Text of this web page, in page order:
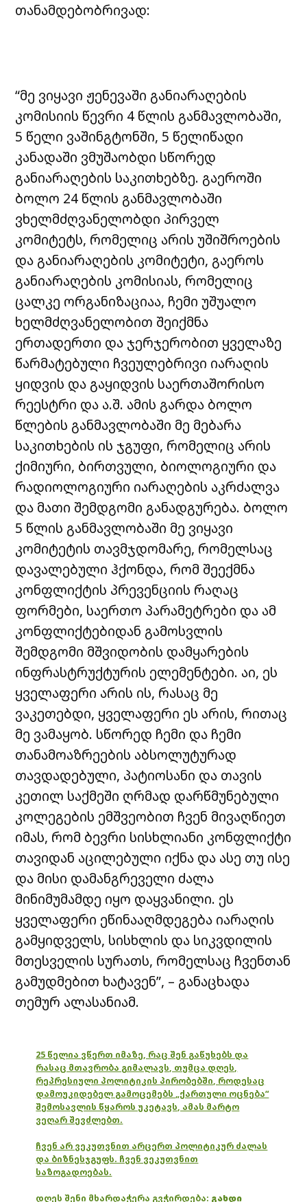
თანამდებობრივად:
“მე ვიყავი ჟენევაში განიარაღების
კომისიის წევრი 4 წლის განმავლობაში,
5 წელი ვაშინგტონში, 5 წელიწადი
კანადაში ვმუშაობდი სწორედ
განიარაღების საკითხებზე. გაეროში
ბოლო 24 წლის განმავლობაში
ვხელმძღვანელობდი პირველ
კომიტეტს, რომელიც არის უშიშროების
და განიარაღების კომიტეტი, გაეროს
განიარაღების კომისიას, რომელიც
ცალკე ორგანიზაციაა, ჩემი უშუალო
ხელმძღვანელობით შეიქმნა
ერთადერთი და ჯერჯერობით ყველაზე
წარმატებული ჩვეულებრივი იარაღის
ყიდვის და გაყიდვის საერთაშორისო
რეესტრი და ა.შ. ამის გარდა ბოლო
წლების განმავლობაში მე მებარა
საკითხების ის ჯგუფი, რომელიც არის
ქიმიური, ბირთვული, ბიოლოგიური და
რადიოლოგიური იარაღების აკრძალვა
და მათი შემდგომი განადგურება. ბოლო
5 წლის განმავლობაში მე ვიყავი
კომიტეტის თავმჯდომარე, რომელსაც
დავალებული ჰქონდა, რომ შეექმნა
კონფლიქტის პრევენციის რაღაც
ფორმები, საერთო პარამეტრები და ამ
კონფლიქტებიდან გამოსვლის
შემდგომი მშვიდობის დამყარების
ინფრასტრუქტურის ელემენტები. აი, ეს
ყველაფერი არის ის, რასაც მე
ვაკეთებდი, ყველაფერი ეს არის, რითაც
მე ვამაყობ. სწორედ ჩემი და ჩემი
თანამოაზრეების აბსოლუტურად
თავდადებული, პატიოსანი და თავის
კეთილ საქმეში ღრმად დარწმუნებული
კოლეგების ემშვეობით ჩვენ მივაღწიეთ
იმას, რომ ბევრი სისხლიანი კონფლიქტი
თავიდან აცილებული იქნა და ასე თუ ისე
და მისი დამანგრეველი ძალა
მინიმუმამდე იყო დაყვანილი. ეს
ყველაფერი ეწინააღმდეგება იარაღის
გამყიდველს, სისხლის და სიკვდილის
მთესველის სურათს, რომელსაც ჩვენთან
გამუდმებით ხატავენ”, – განაცხადა
თემურ ალასანიამ.
25 წელია ვწერთ იმაზე, რაც შენ გაწუხებს და
რასაც მთავრობა გიმალავს, თუმცა დღეს,
რეპრესიული პოლიტიკის პირობებში, როდესაც
დამოუკიდებელ გამოცემებს „ქართული ოცნება“
შემოსავლის წყაროს უკეტავს, ამას მარტო
ვეღარ შევძლებთ.
ჩვენ არ ვეკუთვნით არცერთ პოლიტიკურ ძალას
და ბიზნესჯგუფს. ჩვენ ვეკუთვნით
საზოგადოებას.
დღეს შენი მხარდაჭერა გვჭირდება: გახდი